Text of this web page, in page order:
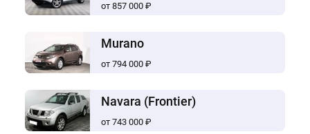
от 857 000 ₽
Murano
от 794 000 ₽
Navara (Frontier)
от 743 000 ₽